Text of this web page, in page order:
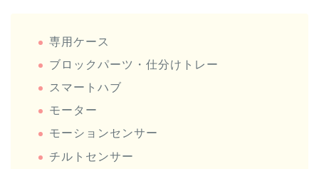
専用ケース
ブロックパーツ・仕分けトレー
スマートハブ
モーター
モーションセンサー
チルトセンサー